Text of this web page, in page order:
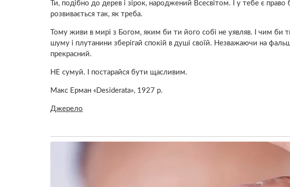
Ти, подібно до дерев і зірок, народжений Всесвітом. І у тебе є
розвивається так, як треба.
Тому живи в мирі з Богом, яким би ти його собі не уявляв. І чим би
шуму і плутанини зберігай спокій в душі своїй. Незважаючи на
прекрасний.
НЕ сумуй. І постарайся бути щасливим.
Макс Ерман «Desiderata», 1927 р.
Джерело